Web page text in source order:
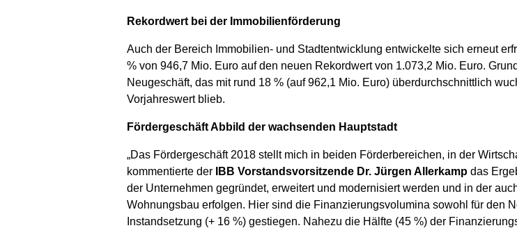
Rekordwert bei der Immobilienförderung
Auch der Bereich Immobilien- und Stadtentwicklung entwickelte sich erneut
% von 946,7 Mio. Euro auf den neuen Rekordwert von 1.073,2 Mio. Euro.
Neugeschäft, das mit rund 18 % (auf 962,1 Mio. Euro) überdurchschnittlich
Vorjahreswert blieb.
Fördergeschäft Abbild der wachsenden Hauptstadt
„Das Fördergeschäft 2018 stellt mich in beiden Förderbereichen, in der
kommentierte der
IBB Vorstandsvorsitzende Dr. Jürgen Allerkamp das
der Unternehmen gegründet, erweitert und modernisiert werden und in der
Wohnungsbau erfolgen. Hier sind die Finanzierungsvolumina sowohl für den
Instandsetzung (+ 16 %) gestiegen. Nahezu die Hälfte (45 %) der